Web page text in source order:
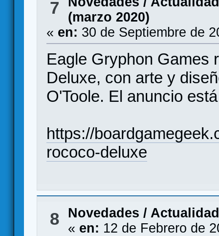
7
(marzo 2020)
« en: 30 de Septiembre de
Eagle Gryphon Games
Deluxe, con arte y
O'Toole. El anuncio
https://
rococo-deluxe
8
Novedades / Actualidad
« en: 12 de Febrero de